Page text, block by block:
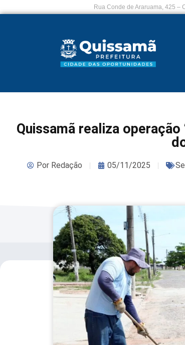
Rua Conde de Araruama, 425 –
Quissamã realiza
Por Redação 05/11/2025